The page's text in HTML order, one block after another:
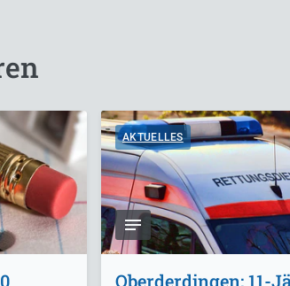
AKTUELLES
Oberderdingen: 11-